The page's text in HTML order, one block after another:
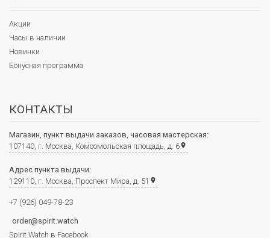
Акции
Часы в наличии
Новинки
Бонусная программа
КОНТАКТЫ
Магазин, пункт выдачи заказов, часовая мастерская:
107140, г. Москва, Комсомольская площадь, д. 6place
Адрес пункта выдачи:
129110, г. Москва, Проспект Мира, д. 51 place
+7 (926) 049-78-23
order@spirit.watch
Spirit.Watch в Facebook